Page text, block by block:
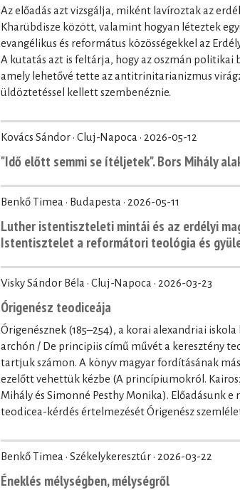
Az előadás azt vizsgálja, miként lavíroztak az
Kharübdisze között, valamint hogyan léteztek
evangélikus és református közösségekkel az
A kutatás azt is feltárja, hogy az oszmán
amely lehetővé tette az antitrinitarianizmus
üldöztetéssel kellett szembenéznie.
Kovács Sándor · Cluj-Napoca · 2026-05-12
"Idő előtt semmi se ítéljetek". Bors Mihály
Benkő Timea · Budapesta · 2026-05-11
Luther istentiszteleti mintái és az erdélyi
Istentisztelet a reformátori teológia és
Visky Sándor Béla · Cluj-Napoca · 2026-03-23
Órigenész teodiceája
Órigenésznek (185–254), a korai alexandriai
archón / De principiis című művét a keresztény
tartjuk számon. A könyv magyar fordításának
ezelőtt vehettük kézbe (A princípiumokról.
Mihály és Simonné Pesthy Monika). Előadásunk
teodicea-kérdés értelmezését Órigenész
Benkő Timea · Székelykeresztúr · 2026-03-22
Éneklés mélységben, mélységről